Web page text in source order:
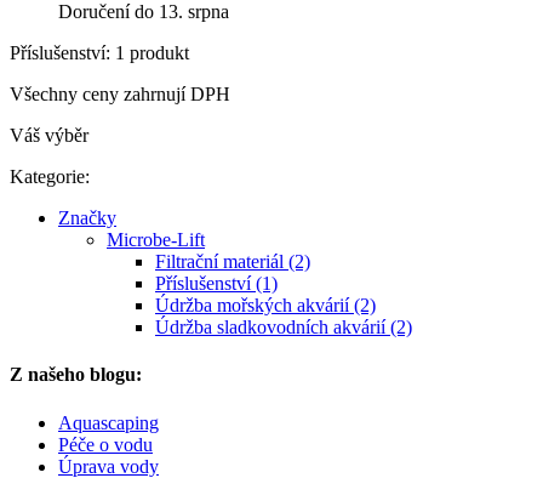
Doručení do 13. srpna
Příslušenství: 1 produkt
Všechny ceny zahrnují DPH
Váš výběr
Kategorie:
Značky
Microbe-Lift
Filtrační materiál (2)
Příslušenství (1)
Údržba mořských akvárií (2)
Údržba sladkovodních akvárií (2)
Z našeho blogu:
Aquascaping
Péče o vodu
Úprava vody